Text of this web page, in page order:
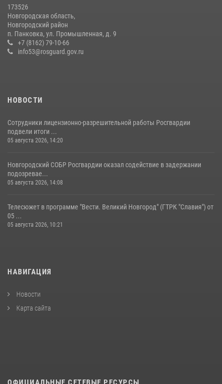
Новгородские росгвардейцы приняли участие в чемпионате по
многоборью кинологов на первенство Северо-Западного округа
Росгвардии
20 июля 2026, 15:10 5
173526
Новгородская область,
Новгородский район
п. Панковка, ул. Промышленная, д. 9
+7 (8162) 79-10-66
info53@rosguard.gov.ru
НОВОСТИ
Сотрудники лицензионно-разрешительной работы Росгвардии
подвели итоги ...
05 августа 2026, 14:20
Новгородский СОБР Росгвардии оказал содействие в задержании
подозревае...
05 августа 2026, 14:08
Телесюжет в программе "Вести. Великий Новгород" (ГТРК "Славия") от
05 ...
05 августа 2026, 10:21
НАВИГАЦИЯ
Новости
Карта сайта